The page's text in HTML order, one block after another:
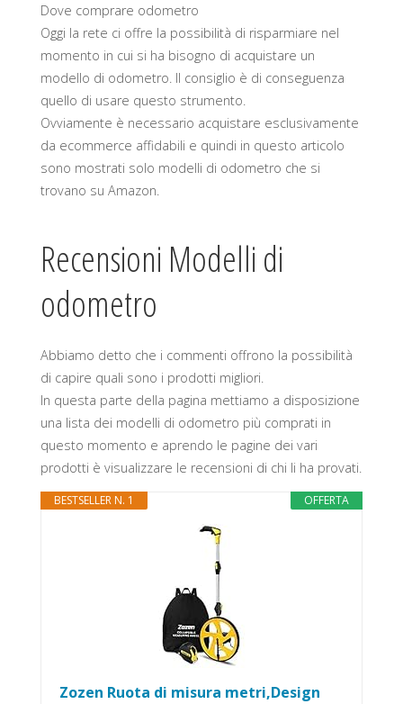
Dove comprare odometro
Oggi la rete ci offre la possibilità di risparmiare nel
momento in cui si ha bisogno di acquistare un
modello di odometro. Il consiglio è di conseguenza
quello di usare questo strumento.
Ovviamente è necessario acquistare esclusivamente
da ecommerce affidabili e quindi in questo articolo
sono mostrati solo modelli di odometro che si
trovano su Amazon.
Recensioni Modelli di
odometro
Abbiamo detto che i commenti offrono la possibilità
di capire quali sono i prodotti migliori.
In questa parte della pagina mettiamo a disposizione
una lista dei modelli di odometro più comprati in
questo momento e aprendo le pagine dei vari
prodotti è visualizzare le recensioni di chi li ha provati.
OFFERTA
BESTSELLER N. 1
Zozen Ruota di misura metri,Design